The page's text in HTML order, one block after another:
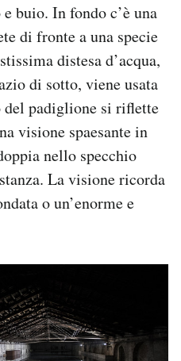
buio. In fondo c’è una
di fronte a una specie
distesa d’acqua,
di sotto, viene usata
padiglione si riflette
visione spaesante in
nello specchio
La visione ricorda
o un’enorme e